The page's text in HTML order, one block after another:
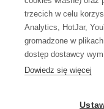
trzecich w celu
Analytics, HotJar,
gromadzone w
dostęp dostawcy
Dowiedz się więcej